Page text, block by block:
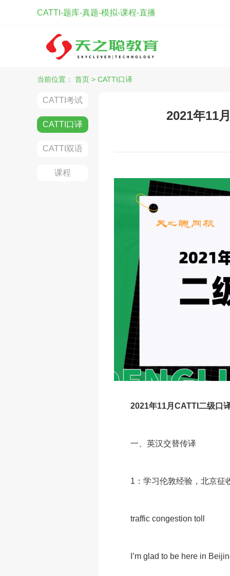
CATTI-题库-真题-模拟-课程-直播
当前位置： 首页 > CATTI口译
CATTI考试
CATTI口译
CATTI双语
课程
2021年11
2021年11月 CATTI 二级口
一、英汉交替传译
1 ：学习伦敦经验，北京征
traffic congestion toll
I’m glad to be here in